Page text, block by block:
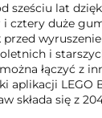
sześciu lat
cztery duże
i
łączyć z
aplikacji
składa się z